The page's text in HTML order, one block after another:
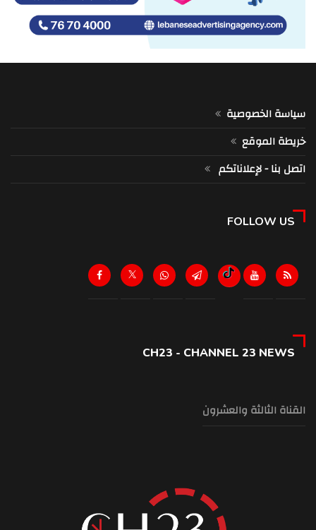
سياسة الخصوصية
خريطة الموقع
اتصل بنا - لإعلاناتكم
FOLLOW US
CH23 - CHANNEL 23 NEWS
القناة الثالثة والعشرون